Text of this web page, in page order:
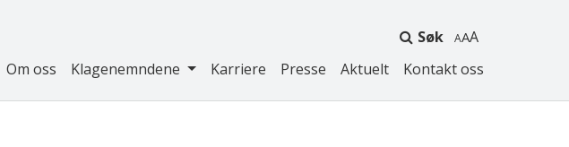
Søk A
Om oss Klagenemndene Karriere Presse Aktuelt Kontakt oss